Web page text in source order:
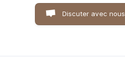
Discuter avec nous